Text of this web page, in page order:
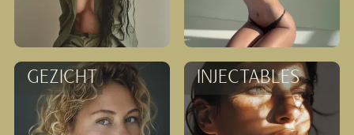
GEZICHT INJECTABLES
Spierontspanner
Filler